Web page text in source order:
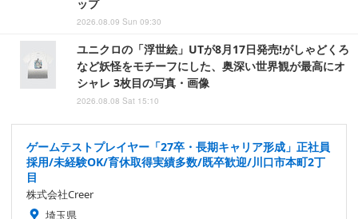
ップ
2026.08.09 Sun 09:30
ユニクロの「浮世絵」UTが8月17日発売!がしゃどくろ
など妖怪をモチーフにした、奥深い世界観が最高にオ
シャレ 3枚目の写真・画像
2026.08.08 Sat 15:10
ゲームテストプレイヤー「27卒・長期キャリア形成」正社員
採用/未経験OK/育休取得実績多数/既卒歓迎/川口市本町2丁
目
株式会社Creer
埼玉県